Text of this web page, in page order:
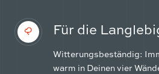
Für die
Witterungsbeständig:
warm in Deinen vier